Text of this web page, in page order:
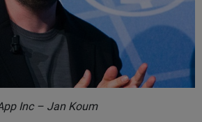
Inc – Jan Koum